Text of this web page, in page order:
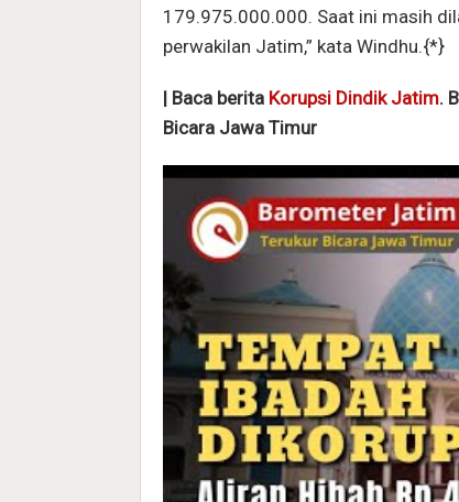
179.975.000.000. Saat ini masih
perwakilan Jatim,” kata Windhu.{*}
| Baca berita Korupsi Dindik Jatim.
Bicara Jawa Timur